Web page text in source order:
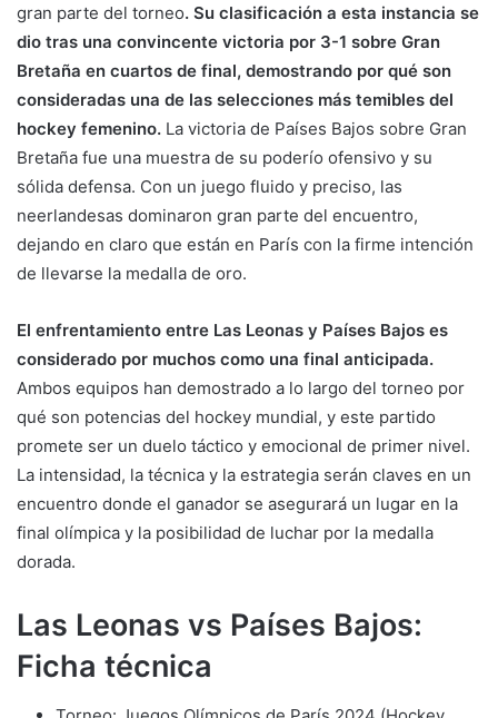
gran parte del torneo. Su clasificación a esta instancia se
dio tras una convincente victoria por 3-1 sobre Gran
Bretaña en cuartos de final, demostrando por qué son
consideradas una de las selecciones más temibles del
hockey femenino. La victoria de Países Bajos sobre Gran
Bretaña fue una muestra de su poderío ofensivo y su
sólida defensa. Con un juego fluido y preciso, las
neerlandesas dominaron gran parte del encuentro,
dejando en claro que están en París con la firme intención
de llevarse la medalla de oro.
El enfrentamiento entre Las Leonas y Países Bajos es
considerado por muchos como una final anticipada.
Ambos equipos han demostrado a lo largo del torneo por
qué son potencias del hockey mundial, y este partido
promete ser un duelo táctico y emocional de primer nivel.
La intensidad, la técnica y la estrategia serán claves en un
encuentro donde el ganador se asegurará un lugar en la
final olímpica y la posibilidad de luchar por la medalla
dorada.
Las Leonas vs Países Bajos:
Ficha técnica